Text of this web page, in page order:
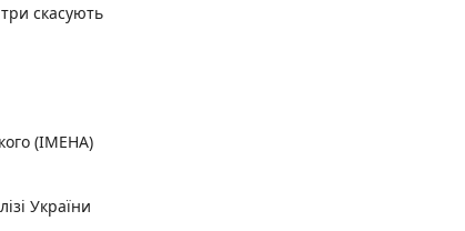
скасують
(ІМЕНА)
України